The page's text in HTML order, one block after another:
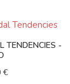
TENDENCIES -
€